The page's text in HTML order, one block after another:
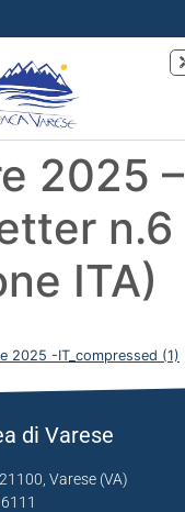
2025 –
n.6
ITA)
2025 -IT_compressed (1)
di Varese
Varese (VA)